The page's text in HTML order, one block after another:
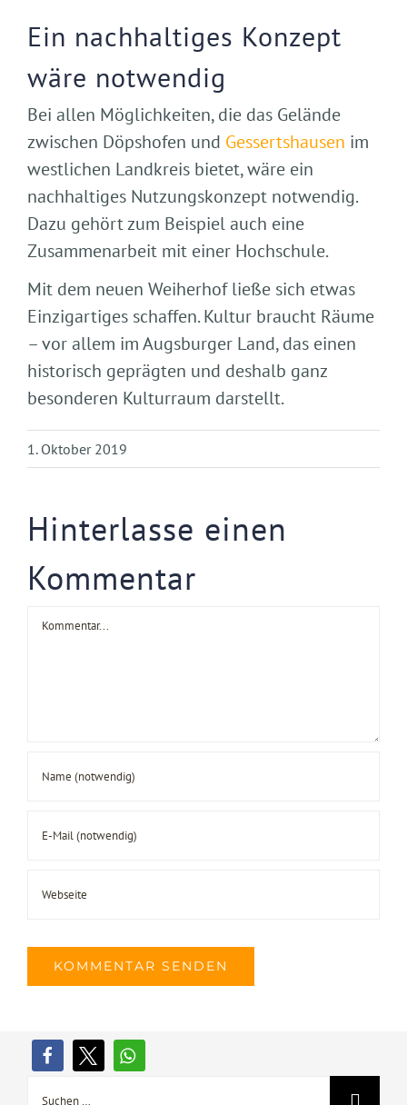
Ein nachhaltiges Konzept
wäre notwendig
Bei allen Möglichkeiten, die das Gelände
zwischen Döpshofen und Gessertshausen im
westlichen Landkreis bietet, wäre ein
nachhaltiges Nutzungskonzept notwendig.
Dazu gehört zum Beispiel auch eine
Zusammenarbeit mit einer Hochschule.
Mit dem neuen Weiherhof ließe sich etwas
Einzigartiges schaffen. Kultur braucht Räume
– vor allem im Augsburger Land, das einen
historisch geprägten und deshalb ganz
besonderen Kulturraum darstellt.
1. Oktober 2019
Hinterlasse einen
Kommentar
Kommentar